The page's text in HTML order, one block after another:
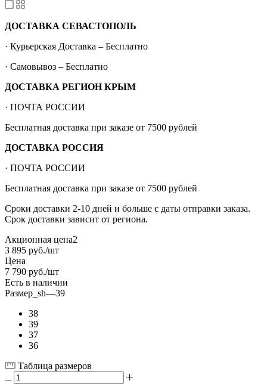
ДОСТАВКА СЕВАСТОПОЛЬ
· Курьерская Доставка – Бесплатно
· Самовывоз – Бесплатно
ДОСТАВКА РЕГИОН КРЫМ
· ПОЧТА РОССИИ
Бесплатная доставка при заказе от 7500 рублей
ДОСТАВКА РОССИЯ
· ПОЧТА РОССИИ
Бесплатная доставка при заказе от 7500 рублей
Сроки доставки 2-10 дней и больше с даты отправки заказа.
Срок доставки зависит от региона.
Акционная цена2
3 895 руб./шт
Цена
7 790 руб./шт
Есть в наличии
Размер_sh—39
38
39
37
36
Таблица размеров